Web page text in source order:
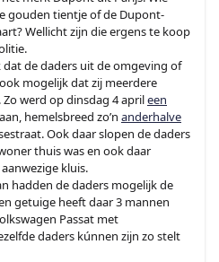
gouden tientje of de Dupont-
Wellicht zijn die ergens te koop
de daders uit de omgeving of
mogelijk dat zij meerdere
werd op dinsdag 4 aprileen
hemelsbreed zo’n anderhalve
Ook daar slopen de daders
thuis was en ook daar
kluis.
hadden de daders mogelijk de
getuige heeft daar 3 mannen
Passat met
daders kúnnen zijn zo stelt